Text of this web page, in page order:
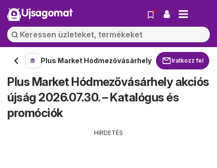
Ujsagomat
Plus Market Hódmezővásárhely Iratkozz fel
Plus Market Hódmezővásárhely akciós
újság 2026.07.30. – Katalógus és
promóciók
HIRDETÉS